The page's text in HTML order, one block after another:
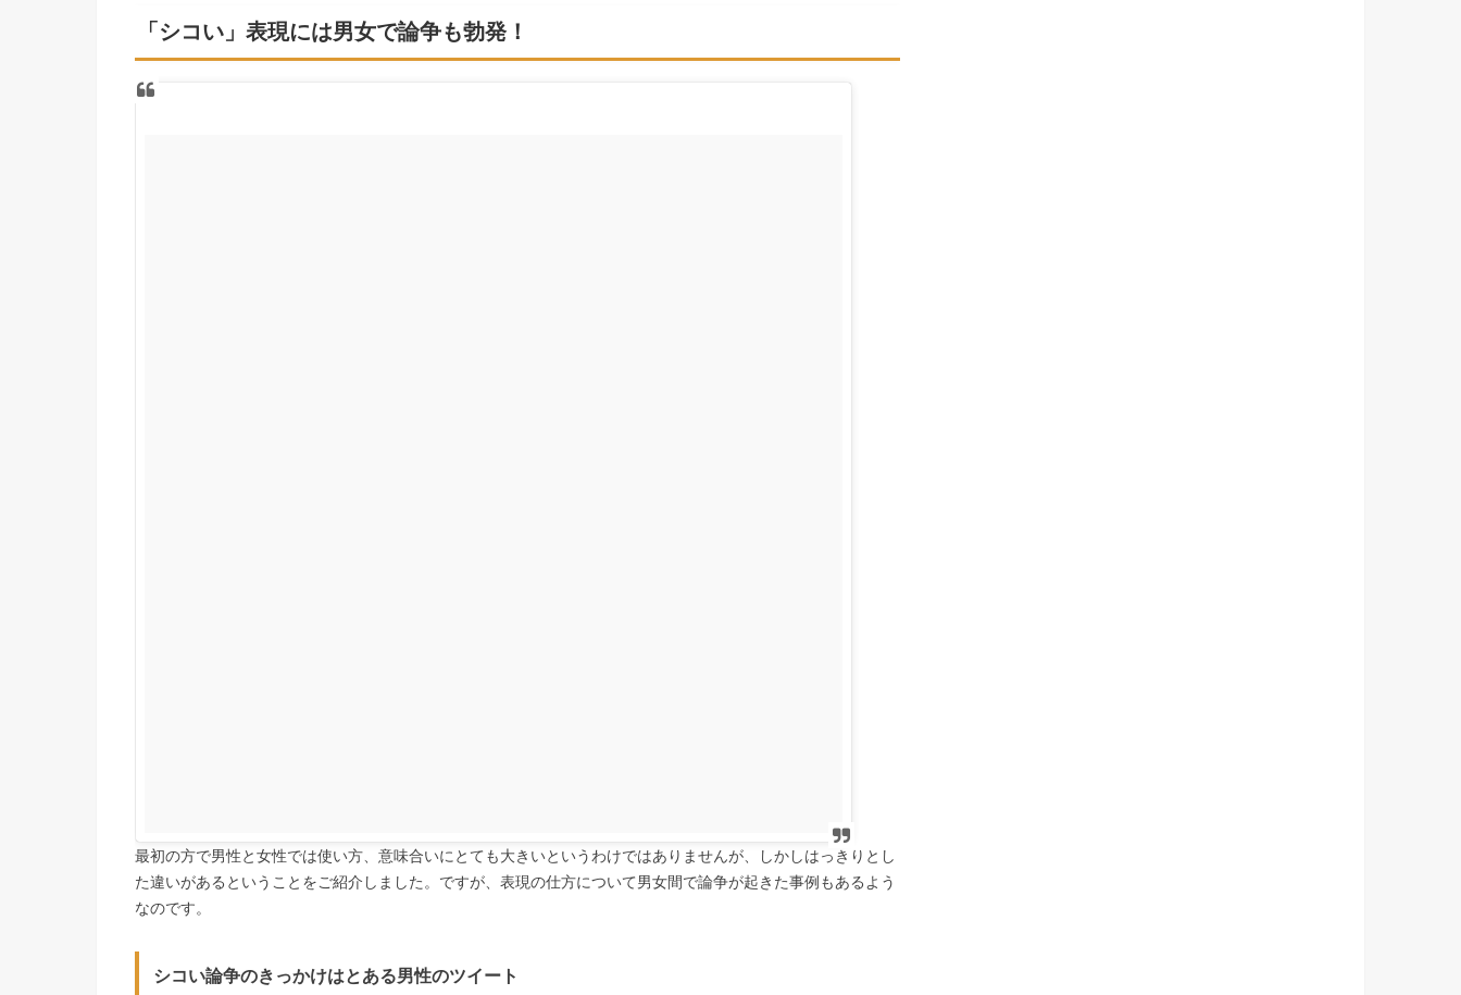
「シコい」表現には男女で論争も勃発！
最初の方で男性と女性では使い方、意味合いにとても大きいというわけではありませんが、しかしはっきりとし
た違いがあるということをご紹介しました。ですが、表現の仕方について男女間で論争が起きた事例もあるよう
なのです。
シコい論争のきっかけはとある男性のツイート